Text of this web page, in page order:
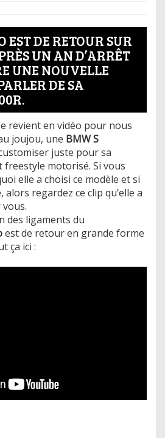
EST DE RETOUR SUR
UN AN D’ARRÊT
UNE NOUVELLE
DE SA
revient en vidéo pour nous
joujou, une BMW S
juste pour sa
freestyle motorisé. Si vous
elle a choisi ce modèle et si
regardez ce clip qu’elle a
des ligaments du
est de retour en grande forme
ça ici :